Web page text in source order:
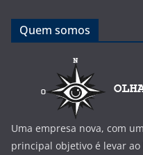
Quem somos
Uma empresa nova, com
principal objetivo é levar